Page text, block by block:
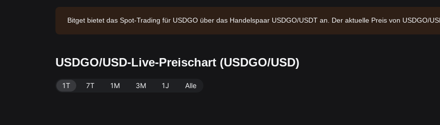
Bitget bietet das Spot-Trading für USDGO über das Handelspaar USDGO/USDT an. Der aktuelle Preis von USDGO/
USDGO/USD-Live-Preischart (USDGO/USD)
1T 7T 1M 3M 1J Alle